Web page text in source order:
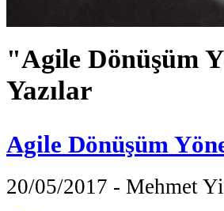
"Agile Dönüşüm
Yazılar
Agile Dönüşüm
20/05/2017 - Mehmet